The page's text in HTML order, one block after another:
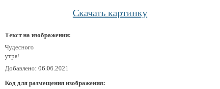
Скачать картинку
Текст на изображении:
Чудесного
утра!
Добавлено: 06.06.2021
Код для размещения изображения: